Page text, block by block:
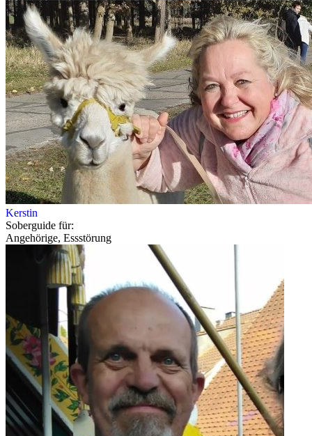
Kerstin
Soberguide für:
Angehörige, Essstörung